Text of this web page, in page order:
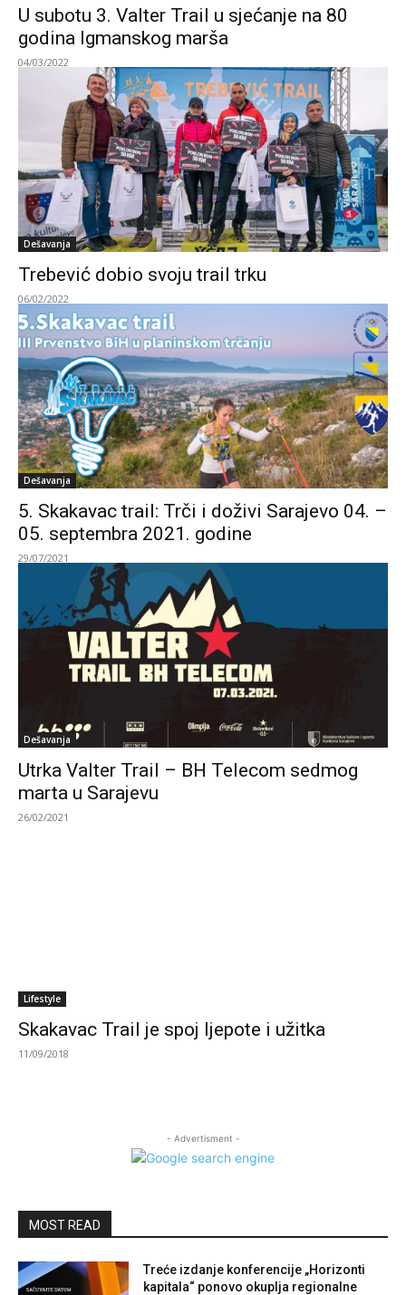
U subotu 3. Valter Trail u sjećanje na 80
godina Igmanskog marša
04/03/2022
Dešavanja
Trebević dobio svoju trail trku
06/02/2022
Dešavanja
5. Skakavac trail: Trči i doživi Sarajevo 04. –
05. septembra 2021. godine
29/07/2021
Dešavanja
Utrka Valter Trail – BH Telecom sedmog
marta u Sarajevu
26/02/2021
Lifestyle
Skakavac Trail je spoj ljepote i užitka
11/09/2018
- Advertisment -
MOST READ
Treće izdanje konferencije „Horizonti
kapitala“ ponovo okuplja regionalne